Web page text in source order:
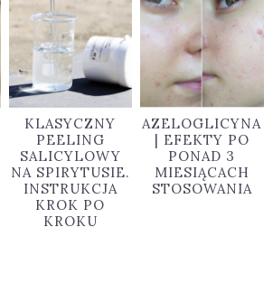
KLASYCZNY
PEELING
SALICYLOWY
NA SPIRYTUSIE.
INSTRUKCJA
KROK PO
KROKU
AZELOGLICYNA
| EFEKTY PO
PONAD 3
MIESIĄCACH
STOSOWANIA